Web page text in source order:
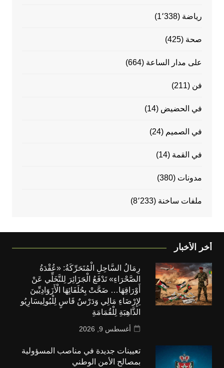
رياضة (1٬338)
صحة (425)
على مدار الساعة (664)
فن (211)
في الحضيض (14)
في الصميم (24)
في القمة (14)
مدونات (380)
ملفات ساخنة (8٬233)
أخر الأخبار
رِمَالُ السَّاحِلِ الْمُتَحَرِّكَةُ: «عُقْدَةُ
الصَّحْرَاءِ» تَدْفَعُ الْجَزَائِرَ لِلتَّخَلِّي عَنْ
أَوْرَاقِهَا… ضَحَّتْ بِحُلَفَائِهَا الْأَزَوَادِيِّينَ
لِإِرْضَاءِ مَالِي وَدَرْسٌ قَاسٍ لِلْبُولِيسَارِيُو
الذَّاهِبَةِ لِلْقُمَامَةِ
أغسطس 9, 2026
تعيينات جديدة في مناصب المسؤولية
بمصالح الأمن الوطني